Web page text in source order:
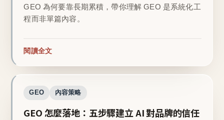
GEO 為何要靠長期累積，帶你理解 GEO 是系統化工
程而非單篇內容。
閱讀全文
GEO 內容策略
GEO 怎麼落地：五步驟建立 AI 對品牌的信任